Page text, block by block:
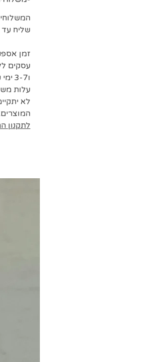
שליח עד
עסקים
ו3-7 ימי עסקים לישובים מרוחקים.
עלות משלוח 38₪ לכל
לא
לתקנון